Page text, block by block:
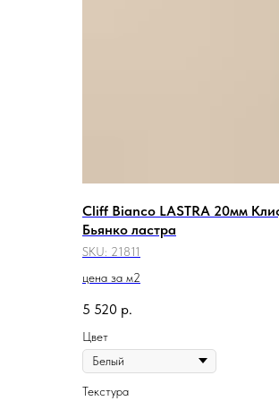
Cliff Bianco LASTRA 20мм
Бьянко ластра
SKU: 21811
цена за м2
5 520 р.
Цвет
Текстура